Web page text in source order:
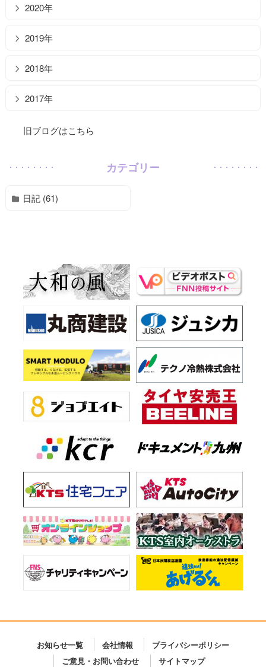
2020年
2019年
2018年
2017年
旧ブログはこちら
カテゴリー
日記 (61)
お知らせ一覧 会社情報
プライバシーポリシー
ご意見・お問い合わせ
サイトマップ